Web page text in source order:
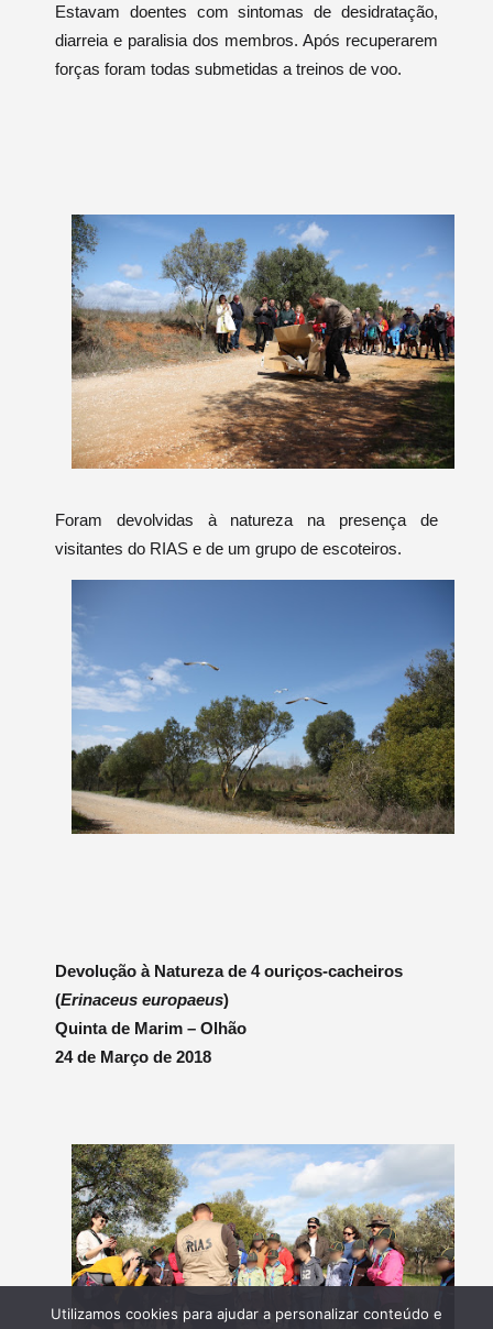
Estavam doentes com sintomas de desidratação,
diarreia e paralisia dos membros. Após recuperarem
forças foram todas submetidas a treinos de voo.
Foram devolvidas à natureza na presença de
visitantes do RIAS e de um grupo de escoteiros.
Devolução à Natureza de 4 ouriços-cacheiros
(Erinaceus europaeus)
Quinta de Marim – Olhão
24 de Março de 2018
Utilizamos cookies para ajudar a personalizar conteúdo e